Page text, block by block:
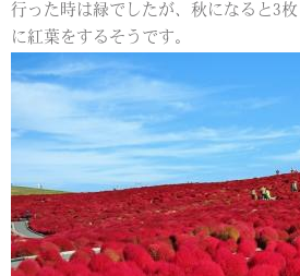
行った時は緑でしたが、秋になると3
に紅葉をするそうです。